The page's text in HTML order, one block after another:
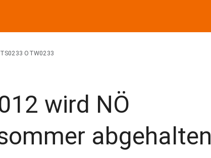
OTW0233
wird NÖ
abgehalten